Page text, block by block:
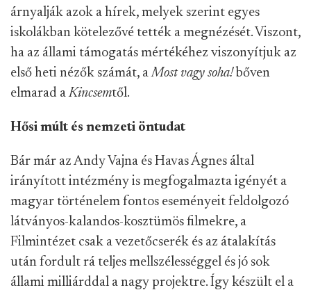
árnyalják azok a hírek, melyek szerint egyes
iskolákban kötelezővé tették a megnézését. Viszont,
ha az állami támogatás mértékéhez viszonyítjuk az
első heti nézők számát, aMost vagy soha!bőven
elmarad aKincsemtől.
Hősi múlt és nemzeti öntudat
Bár már az Andy Vajna és Havas Ágnes által
irányított intézmény is megfogalmazta igényét a
magyar történelem fontos eseményeit feldolgozó
látványos-kalandos-kosztümös filmekre, a
Filmintézet csak a vezetőcserék és az átalakítás
után fordult rá teljes mellszélességgel és jó sok
állami milliárddal a nagy projektre. Így készült el a